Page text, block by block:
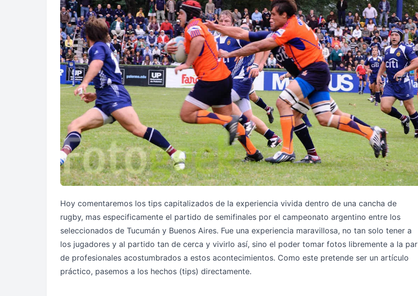
Hoy comentaremos los tips capitalizados de la experiencia vivida dentro de una cancha de
rugby, mas especificamente el partido de semifinales por el campeonato argentino entre los
seleccionados de Tucumán y Buenos Aires. Fue una experiencia maravillosa, no tan solo tener a
los jugadores y al partido tan de cerca y vivirlo así, sino el poder tomar fotos libremente a la par
de profesionales acostumbrados a estos acontecimientos. Como este pretende ser un artículo
práctico, pasemos a los hechos (tips) directamente.